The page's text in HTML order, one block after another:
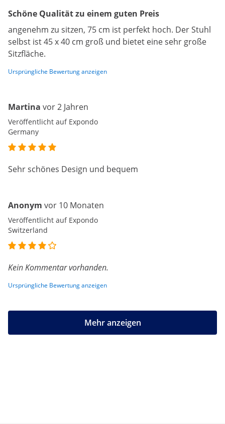
Schöne Qualität zu einem guten Preis
angenehm zu sitzen, 75 cm ist perfekt hoch. Der Stuhl
selbst ist 45 x 40 cm groß und bietet eine sehr große
Sitzfläche.
Ursprüngliche Bewertung anzeigen
Martina vor 2 Jahren
Veröffentlicht auf Expondo
Germany
Sehr schönes Design und bequem
Anonym vor 10 Monaten
Veröffentlicht auf Expondo
Switzerland
Kein Kommentar vorhanden.
Ursprüngliche Bewertung anzeigen
Mehr anzeigen